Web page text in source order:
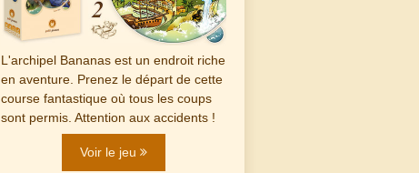
L'archipel Bananas est un endroit riche
en aventure. Prenez le départ de cette
course fantastique où tous les coups
sont permis. Attention aux accidents !
Voir le jeu